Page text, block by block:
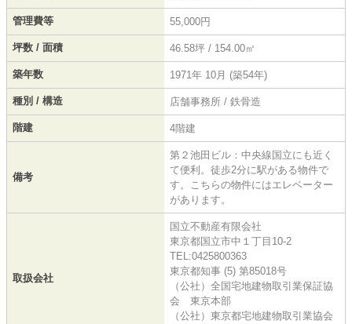
管理費等 55,000円
坪数 / 面積 46.58坪 / 154.00㎡
築年数 1971年 10月 (築54年)
種別 / 構造 店舗事務所 / 鉄骨造
階建 4階建
備考
第２池田ビル：中央線国立にも近く
て便利。徒歩2分に駅がある物件で
す。こちらの物件にはエレベーター
があります。
取扱会社
国立不動産有限会社
東京都国立市中１丁目10-2
TEL:0425800363
東京都知事 (5) 第85018号
（公社）全国宅地建物取引業保証協
会 東京本部
（公社）東京都宅地建物取引業協会